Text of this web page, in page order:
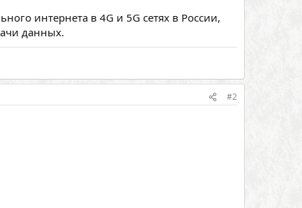
интернета в 4G и 5G сетях в России,
данных.
#2